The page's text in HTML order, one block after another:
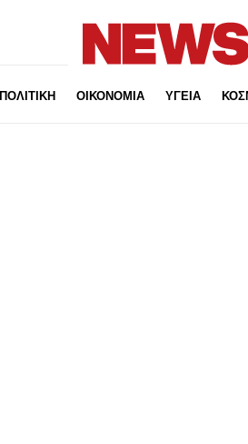
ΠΟΛΙΤΙΚΗ ΟΙΚΟΝΟΜΙΑ ΥΓΕΙΑ